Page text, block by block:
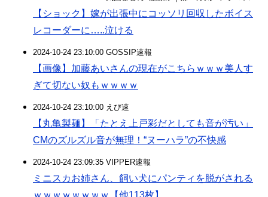
【ショック】嫁が出張中にコッソリ回収したボイス
レコーダーに…..泣ける
2024-10-24 23:10:00 GOSSIP速報
【画像】加藤あいさんの現在がこちらｗｗｗ美人す
ぎて切ない奴もｗｗｗｗ
2024-10-24 23:10:00 えび速
【丸亀製麺】「たとえ上戸彩だとしても音が汚い」
CMのズルズル音が無理！“ヌーハラ”の不快感
2024-10-24 23:09:35 VIPPER速報
ミニスカお姉さん、飼い犬にパンティを脱がされる
ｗｗｗｗｗｗｗｗ【他113枚】